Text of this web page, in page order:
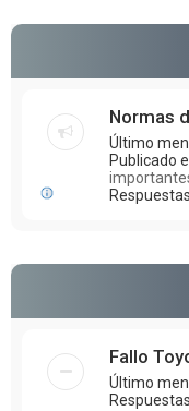
Normas
Último
Publicado
Fallo
Último